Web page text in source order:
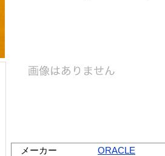
メーカー
ORACLE